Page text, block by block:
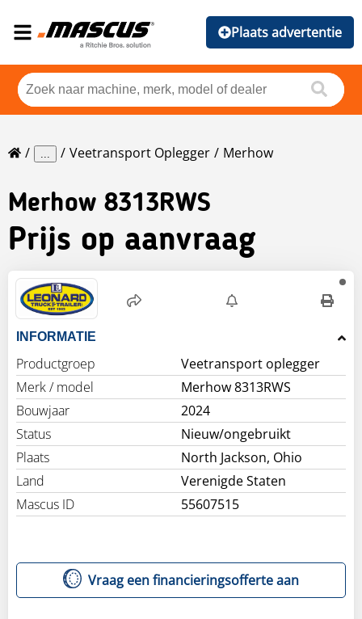
Plaats advertentie
... Veetransport Oplegger Merhow
Merhow 8313RWS
Prijs op aanvraag
INFORMATIE
Productgroep
Veetransport oplegger
Merk / model
Merhow 8313RWS
Bouwjaar
2024
Status
Nieuw/ongebruikt
Plaats
North Jackson, Ohio
Land
Verenigde Staten
Mascus ID
55607515
Vraag een financieringsofferte aan